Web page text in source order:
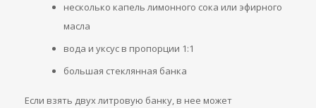
несколько капель лимонного сока или эфирного
масла
вода и уксус в пропорции 1:1
большая стеклянная банка
Если взять двух литровую банку, в нее может